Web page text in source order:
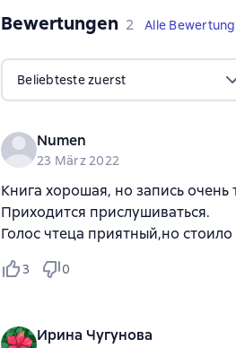
Bewertungen 2
2 Alle
Beliebteste zuerst
Numen
23 März 2022
Книга хорошая, но запись
Приходится прислушиваться.
Голос чтеца приятный,но
3 0
Ирина Чугунова